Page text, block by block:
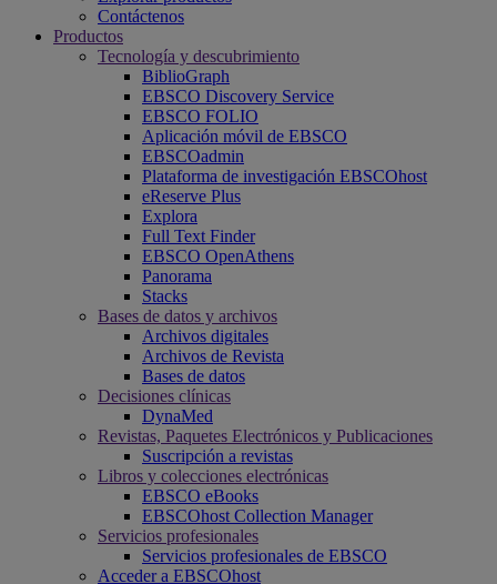
Contáctenos
Productos
Tecnología y descubrimiento
BiblioGraph
EBSCO Discovery Service
EBSCO FOLIO
Aplicación móvil de EBSCO
EBSCOadmin
Plataforma de investigación EBSCOhost
eReserve Plus
Explora
Full Text Finder
EBSCO OpenAthens
Panorama
Stacks
Bases de datos y archivos
Archivos digitales
Archivos de Revista
Bases de datos
Decisiones clínicas
DynaMed
Revistas, Paquetes Electrónicos y Publicaciones
Suscripción a revistas
Libros y colecciones electrónicas
EBSCO eBooks
EBSCOhost Collection Manager
Servicios profesionales
Servicios profesionales de EBSCO
Acceder a EBSCOhost